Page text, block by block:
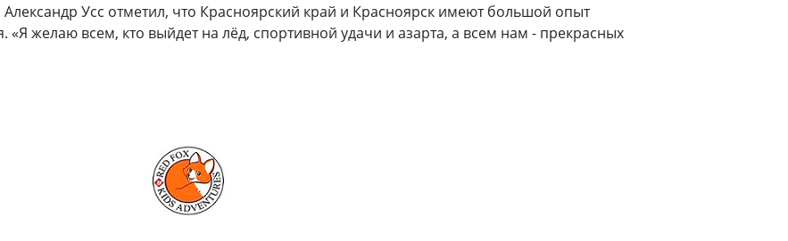
Усс отметил, что Красноярский край и Красноярск имеют большой опыт
желаю всем, кто выйдет на лёд, спортивной удачи и азарта, а всем нам - прекрасных